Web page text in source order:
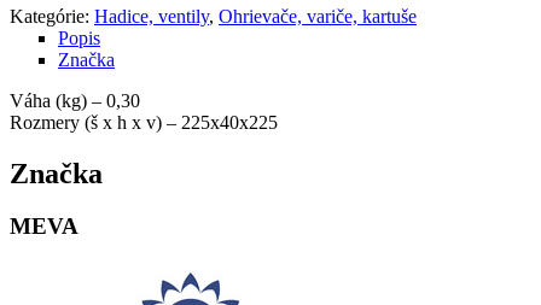
Kategórie: Hadice, ventily, Ohrievače, variče, kartuše
Popis
Značka
Váha (kg) – 0,30
Rozmery (š x h x v) – 225x40x225
Značka
MEVA